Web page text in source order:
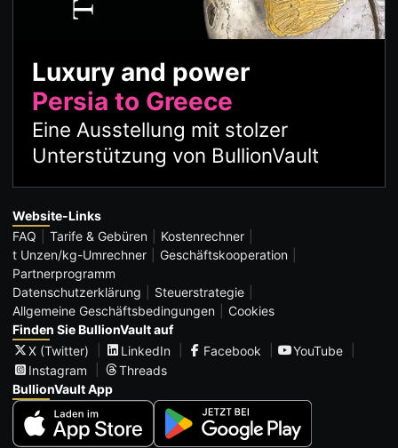
Luxury and power
Persia to Greece
Eine Ausstellung mit stolzer
Unterstützung von BullionVault
Website-Links
FAQ
Tarife & Gebüren
Kostenrechner
t Unzen/kg-Umrechner
Geschäftskooperation
Partnerprogramm
Datenschutzerklärung
Steuerstrategie
Allgemeine Geschäftsbedingungen
Cookies
Finden Sie BullionVault auf
X (Twitter)
LinkedIn Facebook
YouTube
Instagram
Threads
BullionVault App